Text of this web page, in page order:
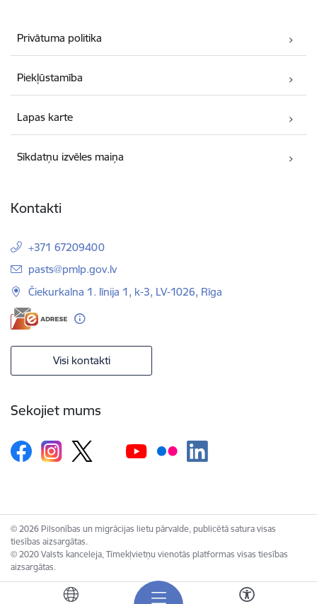
Privātuma politika
Piekļūstamība
Lapas karte
Sīkdatņu izvēles maiņa
Kontakti
+371 67209400
E-pasts:
pasts@pmlp.gov.lv
Čiekurkalna 1. līnija 1, k-3, LV-1026, Rīga
Visi kontakti
Sekojiet mums
© 2026 Pilsonības un migrācijas lietu pārvalde, publicētā satura visas
tiesības aizsargātas.
© 2020 Valsts kanceleja, Tīmekļvietņu vienotās platformas visas tiesības
aizsargātas.